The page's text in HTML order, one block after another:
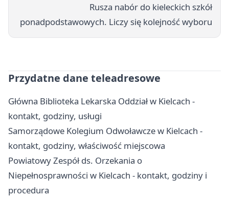
Rusza nabór do kieleckich szkół
ponadpodstawowych. Liczy się kolejność wyboru
Przydatne dane teleadresowe
Główna Biblioteka Lekarska Oddział w Kielcach -
kontakt, godziny, usługi
Samorządowe Kolegium Odwoławcze w Kielcach -
kontakt, godziny, właściwość miejscowa
Powiatowy Zespół ds. Orzekania o
Niepełnosprawności w Kielcach - kontakt, godziny i
procedura